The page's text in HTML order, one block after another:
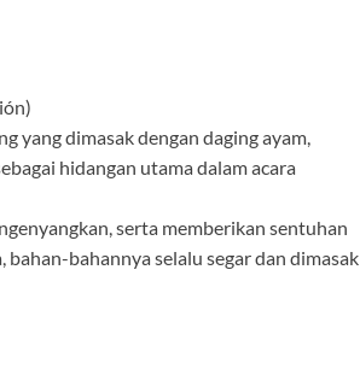
yang dimasak dengan daging ayam,
hidangan utama dalam acara
serta memberikan sentuhan
bahannya selalu segar dan dimasak